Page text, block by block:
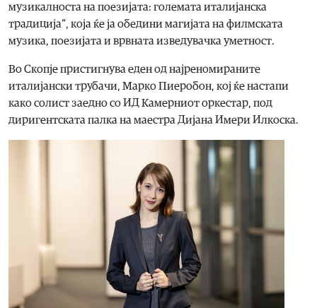
музикалноста на поезијата: големата италијанска
традиција“, која ќе ја обедини магијата на филмската
музика, поезијата и врвната изведувачка уметност.
Во Скопје пристигнува еден од најреномираните
италијански трубачи, Марко Пиеробон, кој ќе настапи
како солист заедно со ИД Камерниот оркестар, под
диригентската палка на маестра Дијана Имери Илкоска.